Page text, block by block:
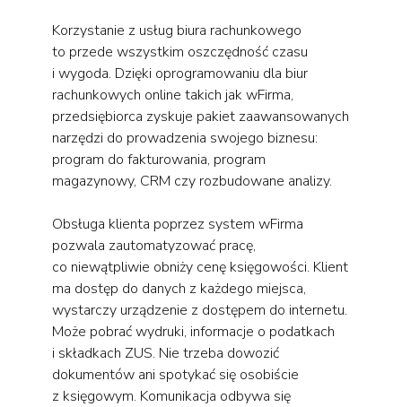
Korzystanie z usług biura rachunkowego
to przede wszystkim oszczędność czasu
i wygoda. Dzięki oprogramowaniu dla biur
rachunkowych online takich jak wFirma,
przedsiębiorca zyskuje pakiet zaawansowanych
narzędzi do prowadzenia swojego biznesu:
program do fakturowania, program
magazynowy, CRM czy rozbudowane analizy.
Obsługa klienta poprzez system wFirma
pozwala zautomatyzować pracę,
co niewątpliwie obniży cenę księgowości. Klient
ma dostęp do danych z każdego miejsca,
wystarczy urządzenie z dostępem do internetu.
Może pobrać wydruki, informacje o podatkach
i składkach ZUS. Nie trzeba dowozić
dokumentów ani spotykać się osobiście
z księgowym. Komunikacja odbywa się